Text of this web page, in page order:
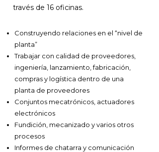
través de 16 oficinas.
Construyendo relaciones en el “nivel de
planta”
Trabajar con calidad de proveedores,
ingeniería, lanzamiento, fabricación,
compras y logística dentro de una
planta de proveedores
Conjuntos mecatrónicos, actuadores
electrónicos
Fundición, mecanizado y varios otros
procesos
Informes de chatarra y comunicación